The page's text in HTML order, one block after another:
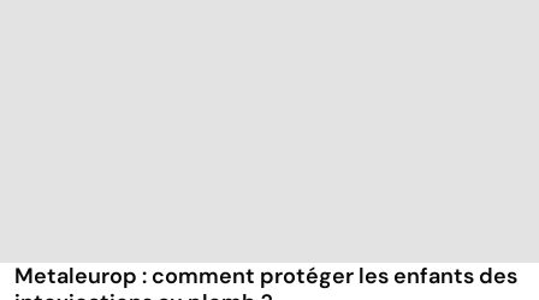
Metaleurop : comment protéger les enfants des